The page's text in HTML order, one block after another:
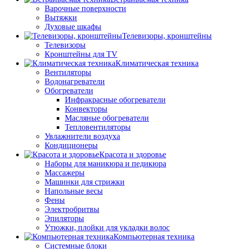
Варочные поверхности
Вытяжки
Духовые шкафы
Телевизоры, кронштейны
Телевизоры
Кронштейны для TV
Климатическая техника
Вентиляторы
Водонагреватели
Обогреватели
Инфракрасные обогреватели
Конвекторы
Масляные обогреватели
Тепловентиляторы
Увлажнители воздуха
Кондиционеры
Красота и здоровье
Наборы для маникюра и педикюра
Массажеры
Машинки для стрижки
Напольные весы
Фены
Электробритвы
Эпиляторы
Утюжки, плойки для укладки волос
Компьютерная техника
Системные блоки